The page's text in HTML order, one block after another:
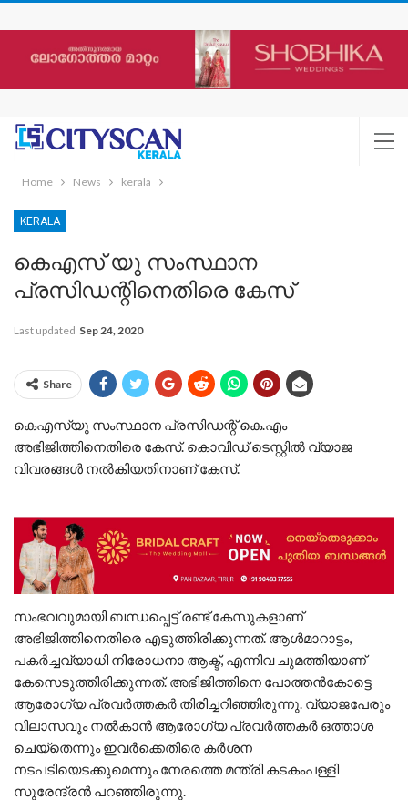
Home News kerala
KERALA
കെഎസ് യു സംസ്ഥാന
പ്രസിഡന്റിനെതിരെ കേസ്
Last updated Sep 24, 2020
Share
കെഎസ്‌യു സംസ്ഥാന പ്രസിഡന്റ് കെ.എം
അഭിജിത്തിനെതിരെ കേസ്. കൊവിഡ് ടെസ്റ്റില്‍ വ്യാജ
വിവരങ്ങള്‍ നല്‍കിയതിനാണ് കേസ്.
സംഭവവുമായി ബന്ധപ്പെട്ട് രണ്ട് കേസുകളാണ്
അഭിജിത്തിനെതിരെ എടുത്തിരിക്കുന്നത്. ആള്‍മാറാട്ടം,
പകര്‍ച്ചവ്യാധി നിരോധനാ ആക്ട്, എന്നിവ ചുമത്തിയാണ്
കേസെടുത്തിരിക്കുന്നത്. അഭിജിത്തിനെ പോത്തന്‍കോട്ടെ
ആരോഗ്യ പ്രവര്‍ത്തകര്‍ തിരിച്ചറിഞ്ഞിരുന്നു. വ്യാജപേരും
വിലാസവും നല്‍കാന്‍ ആരോഗ്യ പ്രവര്‍ത്തകര്‍ ഒത്താശ
ചെയ്‌തെന്നും ഇവര്‍ക്കെതിരെ കര്‍ശന
നടപടിയെടക്കുമെന്നും നേരത്തെ മന്ത്രി കടകംപള്ളി
സുരേന്ദ്രന്‍ പറഞ്ഞിരുന്നു.